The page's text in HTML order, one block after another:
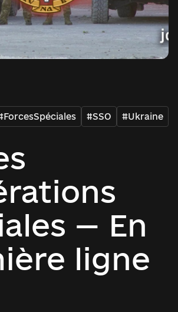
#SSO #Ukraine
— En
ligne